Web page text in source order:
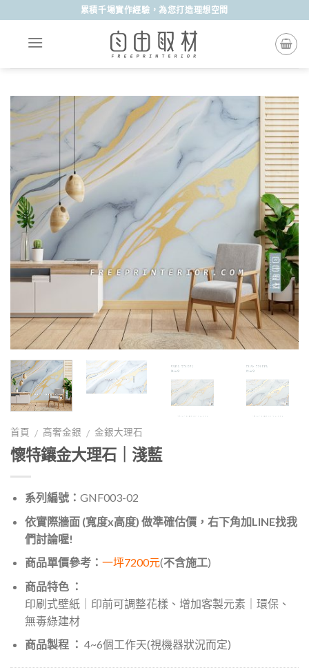
content
累積千場實作經驗，為您打造理想空間
首頁 / 高奢金銀 / 金銀大理石
懷特鑲金大理石｜淺藍
系列編號： GNF003-02
依實際牆面 (寬度x高度) 做準確估價，右下角加LINE找我
們討論喔!
商品單價參考： 一坪7200元(不含施工)
商品特色 ：
印刷式壁紙｜印前可調整花樣、增加客製元素｜環保、
無毒綠建材
商品製程 ： 4~6個工作天(視機器狀況而定)